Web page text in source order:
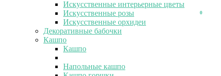
0
Искусственные интерьерные цветы
Искусственные розы
Искусственные орхидеи
Декоративные бабочки
Кашпо
Кашпо
Напольные кашпо